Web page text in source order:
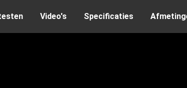
Video's Specificaties